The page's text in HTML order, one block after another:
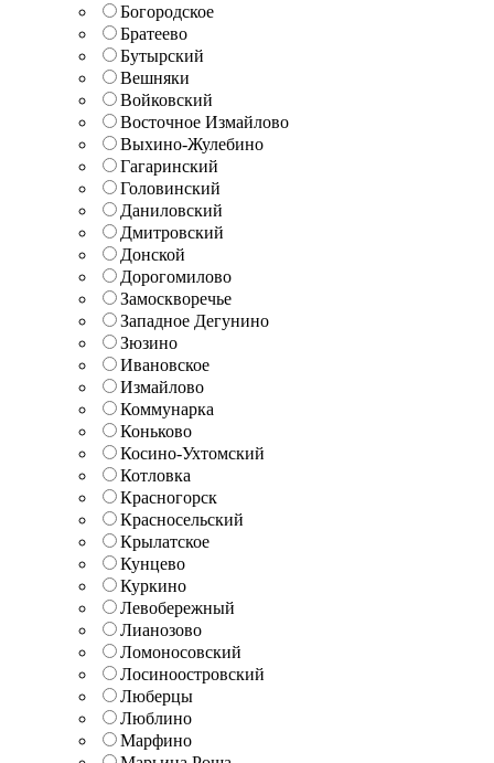
Богородское
Братеево
Бутырский
Вешняки
Войковский
Восточное Измайлово
Выхино-Жулебино
Гагаринский
Головинский
Даниловский
Дмитровский
Донской
Дорогомилово
Замоскворечье
Западное Дегунино
Зюзино
Ивановское
Измайлово
Коммунарка
Коньково
Косино-Ухтомский
Котловка
Красногорск
Красносельский
Крылатское
Кунцево
Куркино
Левобережный
Лианозово
Ломоносовский
Лосиноостровский
Люберцы
Люблино
Марфино